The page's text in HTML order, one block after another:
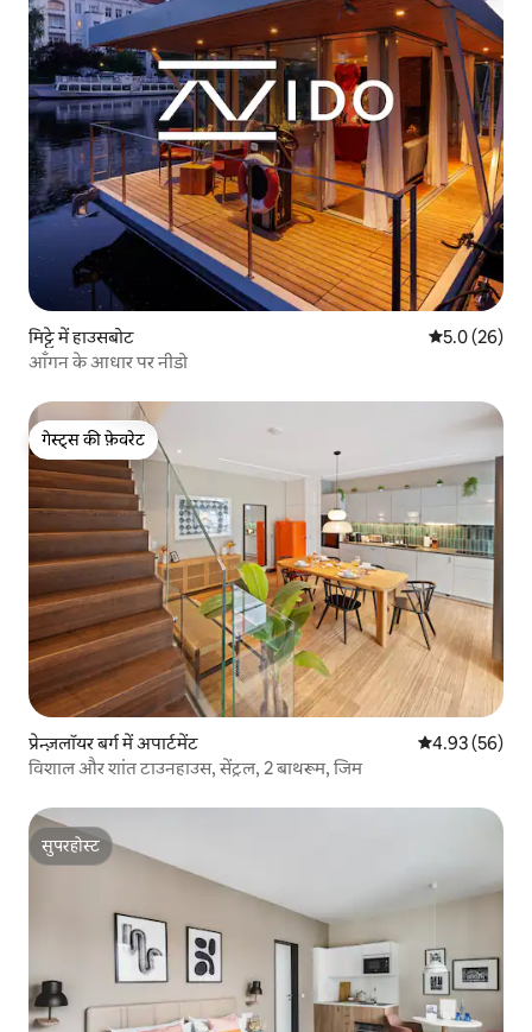
मिट्टे में हाउसबोट औसत रेटिंग 5
5.0 (26)
आँगन के आधार पर नीडो
गेस्ट्स की फ़ेवरेट
गेस्ट्स की फ़ेवरेट
प्रेन्ज़लॉयर बर्ग में अपार्टमेंट औसत रेटिंग 5 में
4.93 (56)
विशाल और शांत टाउनहाउस, सेंट्रल, 2 बाथरूम, जिम
सुपरहोस्ट
सुपरहोस्ट